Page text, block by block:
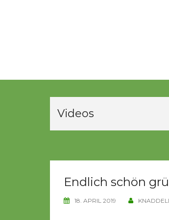
Videos
Endlich schön
18. APRIL 2019